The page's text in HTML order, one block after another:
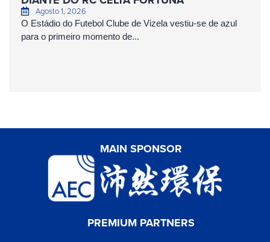
Agosto 1, 2026
O Estádio do Futebol Clube de Vizela vestiu-se de azul
para o primeiro momento de...
MAIN SPONSOR
PREMIUM PARTNERS